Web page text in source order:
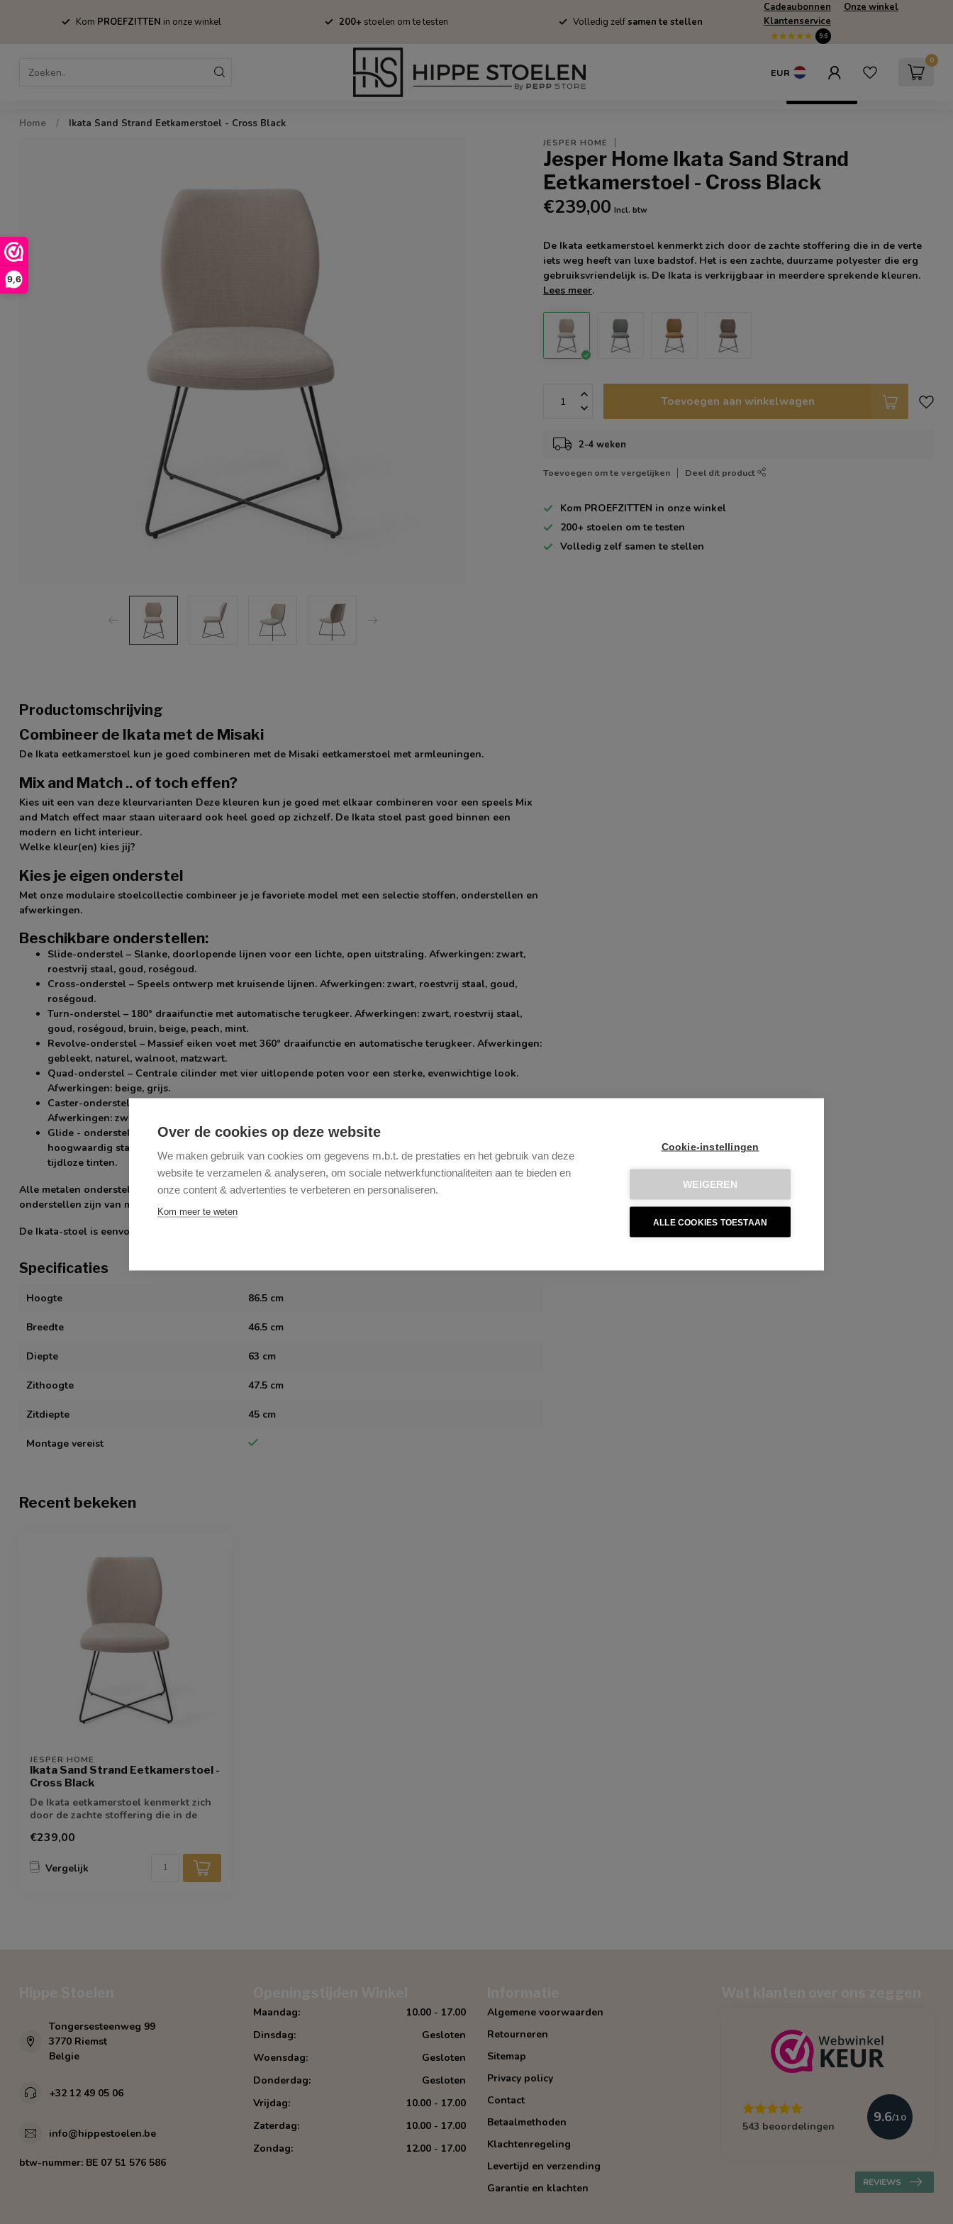
9,6
Over de cookies op deze website
We maken gebruik van cookies om gegevens m.b.t. de prestaties en het gebruik van deze
website te verzamelen & analyseren, om sociale netwerkfunctionaliteiten aan te bieden en
onze content & advertenties te verbeteren en personaliseren.
Kom meer te weten
Cookie-instellingen
WEIGEREN
ALLE COOKIES TOESTAAN
Kom PROEFZITTEN in onze winkel 200+ stoelen om te testen Volledig zelfsamen te stellen
Cadeaubonnen
Onze winkel
Klantenservice
9.6
EUR
0
Barkrukken Fauteuils Stofstalen
Home / Ikata Sand Strand Eetkamerstoel - Cross Black
JESPER HOME
Jesper Home Ikata Sand Strand
Eetkamerstoel - Cross Black
€239,00 Incl. btw
De Ikata eetkamerstoel kenmerkt zich door de zachte stoffering die in de verte
iets weg heeft van luxe badstof. Het is een zachte, duurzame polyester die erg
gebruiksvriendelijk is. De Ikata is verkrijgbaar in meerdere sprekende kleuren.
Lees meer.
Toevoegen aan winkelwagen
2-4 weken
Toevoegen om te vergelijken Deel dit product
Kom PROEFZITTEN in onze winkel
200+ stoelen om te testen
Volledig zelf samen te stellen
Productomschrijving
Combineer de Ikata met de Misaki
De Ikata eetkamerstoel kun je goed combineren met de Misaki eetkamerstoel met armleuningen.
Mix and Match .. of toch effen?
Kies uit een van deze kleurvarianten Deze kleuren kun je goed met elkaar combineren voor een speels Mix
and Match effect maar staan uiteraard ook heel goed op zichzelf. De Ikata stoel past goed binnen een
modern en licht interieur.
Welke kleur(en) kies jij?
Kies je eigen onderstel
Met onze modulaire stoelcollectie combineer je je favoriete model met een selectie stoffen, onderstellen en
afwerkingen.
Beschikbare onderstellen:
Slide-onderstel – Slanke, doorlopende lijnen voor een lichte, open uitstraling. Afwerkingen: zwart,
roestvrij staal, goud, roségoud.
Cross-onderstel – Speels ontwerp met kruisende lijnen. Afwerkingen: zwart, roestvrij staal, goud,
roségoud.
Turn-onderstel – 180° draaifunctie met automatische terugkeer. Afwerkingen: zwart, roestvrij staal,
goud, roségoud, bruin, beige, peach, mint.
Revolve-onderstel – Massief eiken voet met 360° draaifunctie en automatische terugkeer. Afwerkingen:
gebleekt, naturel, walnoot, matzwart.
Quad-onderstel – Centrale cilinder met vier uitlopende poten voor een sterke, evenwichtige look.
Afwerkingen: beige, grijs.
Caster-onderstel
Afwerkingen: zwart, grijs.
Glide - onderstel -
kleine wieltjes. Afwerkingen: Beige en Zwart.Alle metalen onderstellen zijn van
hoogwaardig staal met een duurzame, matte afwerking. De eiken onderstellen zijn van massief hout in
tijdloze tinten.
Alle metalen onderstellen zijn van hoogwaardig staal met een duurzame, matte afwerking. De eiken
onderstellen zijn van massief hout in tijdloze tinten.
De Ikata-stoel is eenvoudig te monteren.
Specificaties
Hoogte 86.5 cm
Breedte 46.5 cm
Diepte 63 cm
Zithoogte 47.5 cm
Zitdiepte 45 cm
Montage vereist
Recent bekeken
JESPER HOME
Ikata Sand Strand Eetkamerstoel -
Cross Black
De Ikata eetkamerstoel kenmerkt zich
door de zachte stoffering die in de
€239,00
Vergelijk
Tongersesteenweg 99
3770 Riemst
Belgie
+32 12 49 05 06
info@hippestoelen.be
btw-nummer: BE 07 51 576 586
Maandag:
10.00 - 17.00
Dinsdag:
Gesloten
Woensdag:
Gesloten
Donderdag:
Gesloten
Vrijdag:
10.00 - 17.00
Zaterdag:
10.00 - 17.00
Zondag:
12.00 - 17.00
Algemene voorwaarden
Retourneren
Sitemap
Privacy policy
Contact
Betaalmethoden
Klachtenregeling
Levertijd en verzending
Garantie en klachten
543 beoordelingen
9.6/10
REVIEWS